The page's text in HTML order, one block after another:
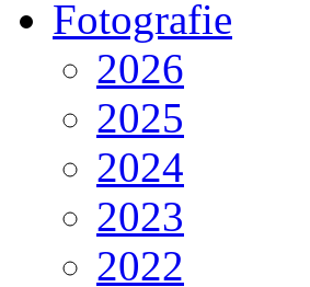
Fotografie
2026
2025
2024
2023
2022